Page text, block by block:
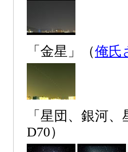
「金星」（俺氏
「星団、銀河
D70）